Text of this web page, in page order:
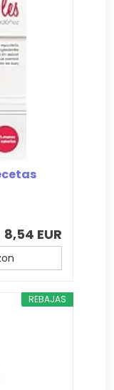
8,54 EUR
REBAJAS